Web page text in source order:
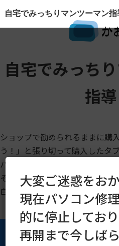
自宅でみっちりマンツーマン
自宅でみっち
指導
ショップで勧められるままに購
う！」と張り切って購入したタ
パソコン。買ったはいいけど使
そんなあなたでも大丈夫。 1人
自宅でじっくりみっちりマンツ
大変ご迷惑をお
現在パソコン修
的に停止しており
再開まで今しば